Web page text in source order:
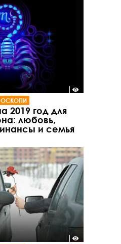
2019 год для
любовь,
и семья